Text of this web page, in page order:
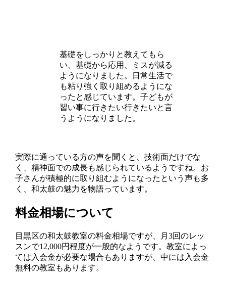
基礎をしっかりと教えてもら
い、基礎から応用、ミスが減る
ようになりました。日常生活で
も粘り強く取り組めるようにな
ったと感じています。子どもが
習い事に行きたい行きたいと言
うようになりました。
実際に通っている方の声を聞くと、技術面だけでな
く、精神面での成長も感じられているようですね。お
子さんが積極的に取り組むようになったという声も多
く、和太鼓の魅力を物語っています。
料金相場について
目黒区の和太鼓教室の料金相場ですが、月3回のレッ
スンで12,000円程度が一般的なようです。教室によっ
ては入会金が必要な場合もありますが、中には入会金
無料の教室もあります。